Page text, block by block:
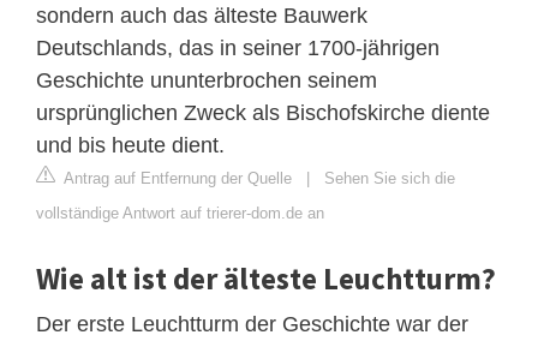
sondern auch das älteste Bauwerk
Deutschlands, das in seiner 1700-jährigen
Geschichte ununterbrochen seinem
ursprünglichen Zweck als Bischofskirche diente
und bis heute dient.
Antrag auf Entfernung der Quelle | Sehen Sie sich die
vollständige Antwort auf trierer-dom.de an
Wie alt ist der älteste Leuchtturm?
Der erste Leuchtturm der Geschichte war der